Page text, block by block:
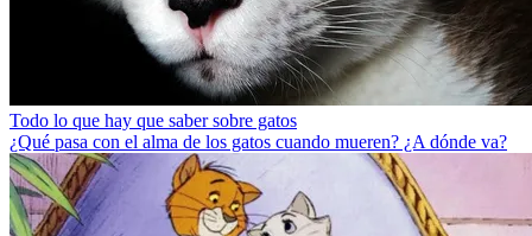
Todo lo que hay que saber sobre gatos
¿Qué pasa con el alma de los gatos cuando mueren? ¿A dónde va?